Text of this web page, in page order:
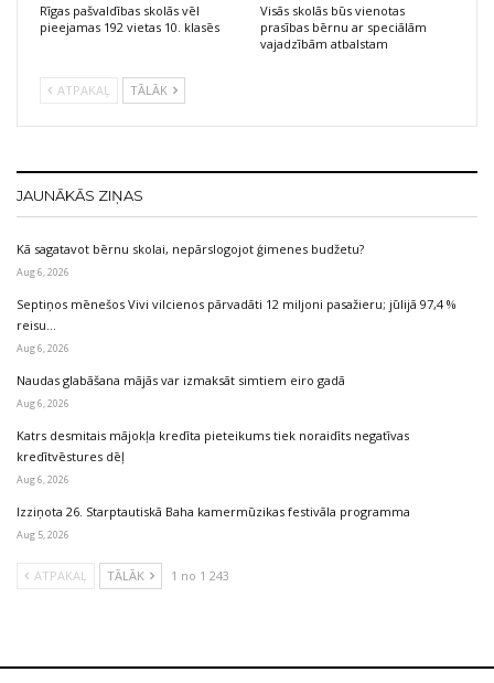
Rīgas pašvaldības skolās vēl
pieejamas 192 vietas 10. klasēs
Visās skolās būs vienotas
prasības bērnu ar speciālām
vajadzībām atbalstam
ATPAKAĻ TĀLĀK
JAUNĀKĀS ZIŅAS
Kā sagatavot bērnu skolai, nepārslogojot ģimenes budžetu?
Aug 6, 2026
Septiņos mēnešos Vivi vilcienos pārvadāti 12 miljoni pasažieru; jūlijā 97,4 %
reisu…
Aug 6, 2026
Naudas glabāšana mājās var izmaksāt simtiem eiro gadā
Aug 6, 2026
Katrs desmitais mājokļa kredīta pieteikums tiek noraidīts negatīvas
kredītvēstures dēļ
Aug 6, 2026
Izziņota 26. Starptautiskā Baha kamermūzikas festivāla programma
Aug 5, 2026
ATPAKAĻ TĀLĀK 1 no 1 243